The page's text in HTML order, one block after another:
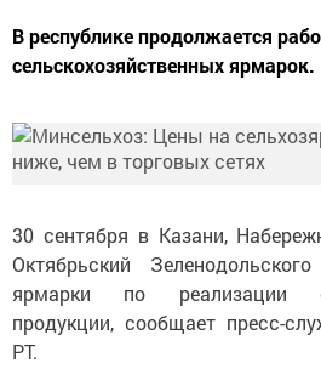
В республике продолжается
сельскохозяйственных ярмарок.
30 сентября в Казани,
Октябрьский
ярмарки по реализации
продукции, сообщает пресс-
РТ.